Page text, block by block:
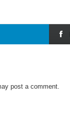
post a comment.